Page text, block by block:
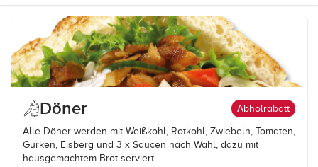
Döner Abholrabatt
Alle Döner werden mit Weißkohl, Rotkohl, Zwiebeln, Tomaten,
Gurken, Eisberg und 3 x Saucen nach Wahl, dazu mit
hausgemachtem Brot serviert.